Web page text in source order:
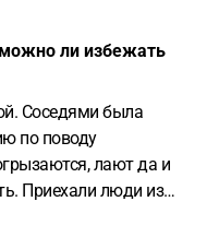
ли избежать
Соседями была
по поводу
лают да и
Приехали люди из
нас и